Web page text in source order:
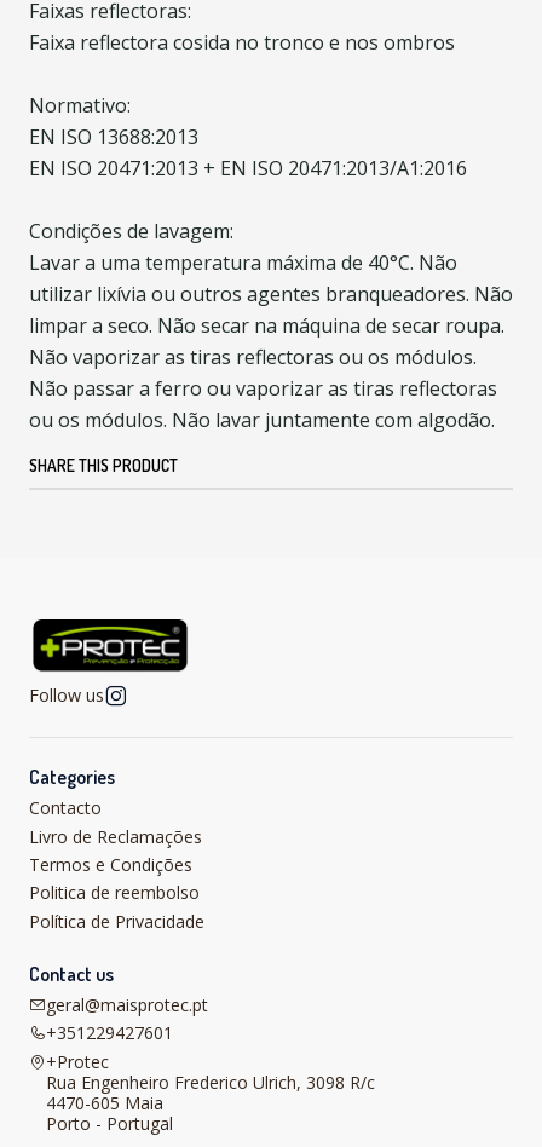
Faixas reflectoras:
Faixa reflectora cosida no tronco e nos ombros
Normativo:
EN ISO 13688:2013
EN ISO 20471:2013 + EN ISO 20471:2013/A1:2016
Condições de lavagem:
Lavar a uma temperatura máxima de 40°C. Não
utilizar lixívia ou outros agentes branqueadores. Não
limpar a seco. Não secar na máquina de secar roupa.
Não vaporizar as tiras reflectoras ou os módulos.
Não passar a ferro ou vaporizar as tiras reflectoras
ou os módulos. Não lavar juntamente com algodão.
SHARE THIS PRODUCT
Follow us
Categories
Contacto
Livro de Reclamações
Termos e Condições
Politica de reembolso
Política de Privacidade
Contact us
geral@maisprotec.pt
+351229427601
+Protec
Rua Engenheiro Frederico Ulrich, 3098 R/c
4470-605 Maia
Porto - Portugal